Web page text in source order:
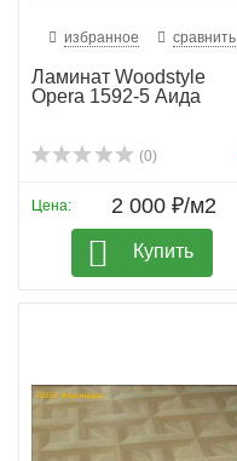
избранное сравнить
Ламинат Woodstyle
Opera 1592-5 Аида
(0)
Цена: 2 000 ₽/м2
Купить